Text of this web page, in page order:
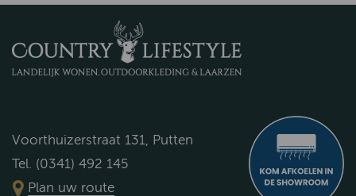
Voorthuizerstraat 131, Putten
Tel. (0341) 492 145
Plan uw route